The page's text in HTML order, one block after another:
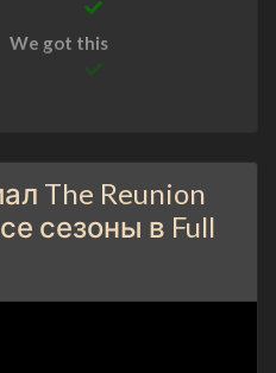
We got this
Dont Panic
This changes everything
The Reunion
сезоны в Full